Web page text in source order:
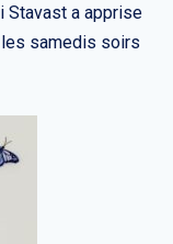
Stavast a apprise
samedis soirs